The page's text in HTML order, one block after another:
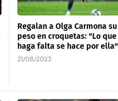
Regalan a Olga Carmona su
peso en croquetas: "Lo que
haga falta se hace por ella"
21/08/2023